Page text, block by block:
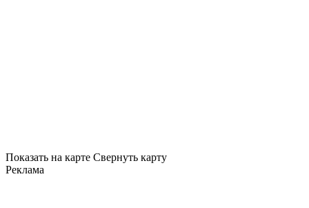
Показать на карте Свернуть карту
Реклама